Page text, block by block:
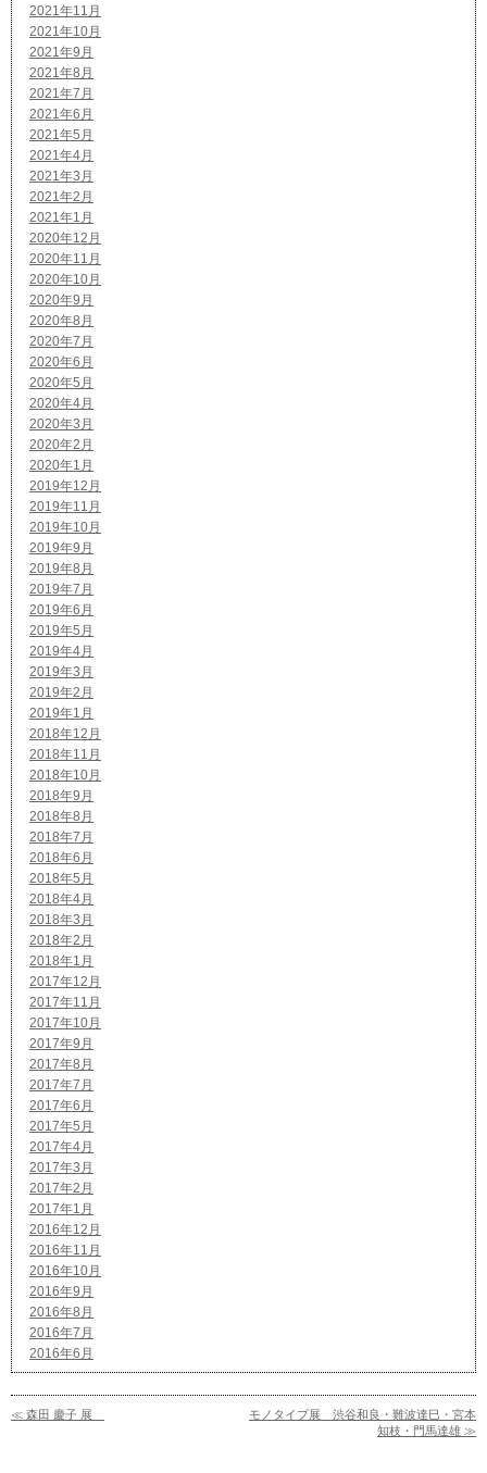
2021年11月
2021年10月
2021年9月
2021年8月
2021年7月
2021年6月
2021年5月
2021年4月
2021年3月
2021年2月
2021年1月
2020年12月
2020年11月
2020年10月
2020年9月
2020年8月
2020年7月
2020年6月
2020年5月
2020年4月
2020年3月
2020年2月
2020年1月
2019年12月
2019年11月
2019年10月
2019年9月
2019年8月
2019年7月
2019年6月
2019年5月
2019年4月
2019年3月
2019年2月
2019年1月
2018年12月
2018年11月
2018年10月
2018年9月
2018年8月
2018年7月
2018年6月
2018年5月
2018年4月
2018年3月
2018年2月
2018年1月
2017年12月
2017年11月
2017年10月
2017年9月
2017年8月
2017年7月
2017年6月
2017年5月
2017年4月
2017年3月
2017年2月
2017年1月
2016年12月
2016年11月
2016年10月
2016年9月
2016年8月
2016年7月
2016年6月
≪ 森田 慶子 展
モノタイプ展 渋谷和良・難波達巳・宮本
知枝・門馬達雄 ≫